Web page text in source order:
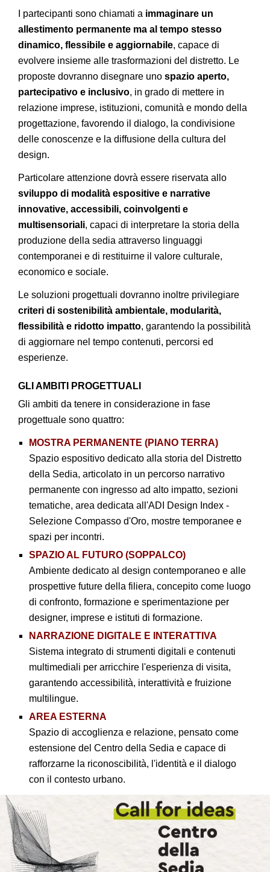
I partecipanti sono chiamati a immaginare un
allestimento permanente ma al tempo stesso
dinamico, flessibile e aggiornabile, capace di
evolvere insieme alle trasformazioni del distretto. Le
proposte dovranno disegnare uno spazio aperto,
partecipativo e inclusivo, in grado di mettere in
relazione imprese, istituzioni, comunità e mondo della
progettazione, favorendo il dialogo, la condivisione
delle conoscenze e la diffusione della cultura del
design.
Particolare attenzione dovrà essere riservata allo
sviluppo di modalità espositive e narrative
innovative, accessibili, coinvolgenti e
multisensoriali, capaci di interpretare la storia della
produzione della sedia attraverso linguaggi
contemporanei e di restituirne il valore culturale,
economico e sociale.
Le soluzioni progettuali dovranno inoltre privilegiare
criteri di sostenibilità ambientale, modularità,
flessibilità e ridotto impatto, garantendo la possibilità
di aggiornare nel tempo contenuti, percorsi ed
esperienze.
GLI AMBITI PROGETTUALI
Gli ambiti da tenere in considerazione in fase
progettuale sono quattro:
MOSTRA PERMANENTE (PIANO TERRA)
Spazio espositivo dedicato alla storia del Distretto
della Sedia, articolato in un percorso narrativo
permanente con ingresso ad alto impatto, sezioni
tematiche, area dedicata all'ADI Design Index -
Selezione Compasso d'Oro, mostre temporanee e
spazi per incontri.
SPAZIO AL FUTURO (SOPPALCO)
Ambiente dedicato al design contemporaneo e alle
prospettive future della filiera, concepito come luogo
di confronto, formazione e sperimentazione per
designer, imprese e istituti di formazione.
NARRAZIONE DIGITALE E INTERATTIVA
Sistema integrato di strumenti digitali e contenuti
multimediali per arricchire l'esperienza di visita,
garantendo accessibilità, interattività e fruizione
multilingue.
AREA ESTERNA
Spazio di accoglienza e relazione, pensato come
estensione del Centro della Sedia e capace di
rafforzarne la riconoscibilità, l'identità e il dialogo
con il contesto urbano.